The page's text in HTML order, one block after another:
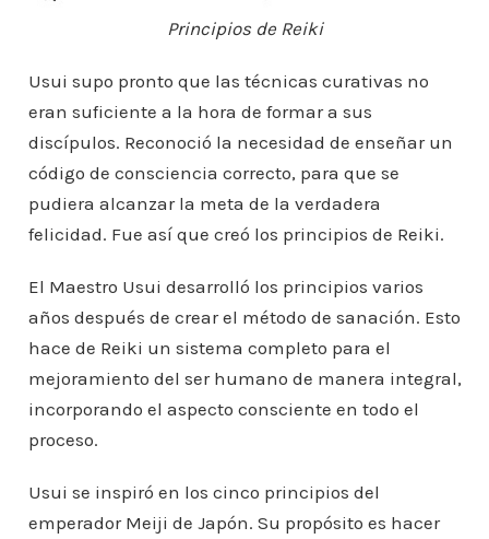
Principios de Reiki
Usui supo pronto que las técnicas curativas no
eran suficiente a la hora de formar a sus
discípulos. Reconoció la necesidad de enseñar un
código de consciencia correcto, para que se
pudiera alcanzar la meta de la verdadera
felicidad. Fue así que creó los principios de Reiki.
El Maestro Usui desarrolló los principios varios
años después de crear el método de sanación. Esto
hace de Reiki un sistema completo para el
mejoramiento del ser humano de manera integral,
incorporando el aspecto consciente en todo el
proceso.
Usui se inspiró en los cinco principios del
emperador Meiji de Japón. Su propósito es hacer